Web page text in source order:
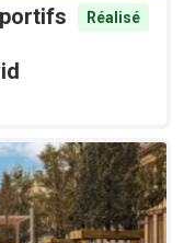
Réalisé